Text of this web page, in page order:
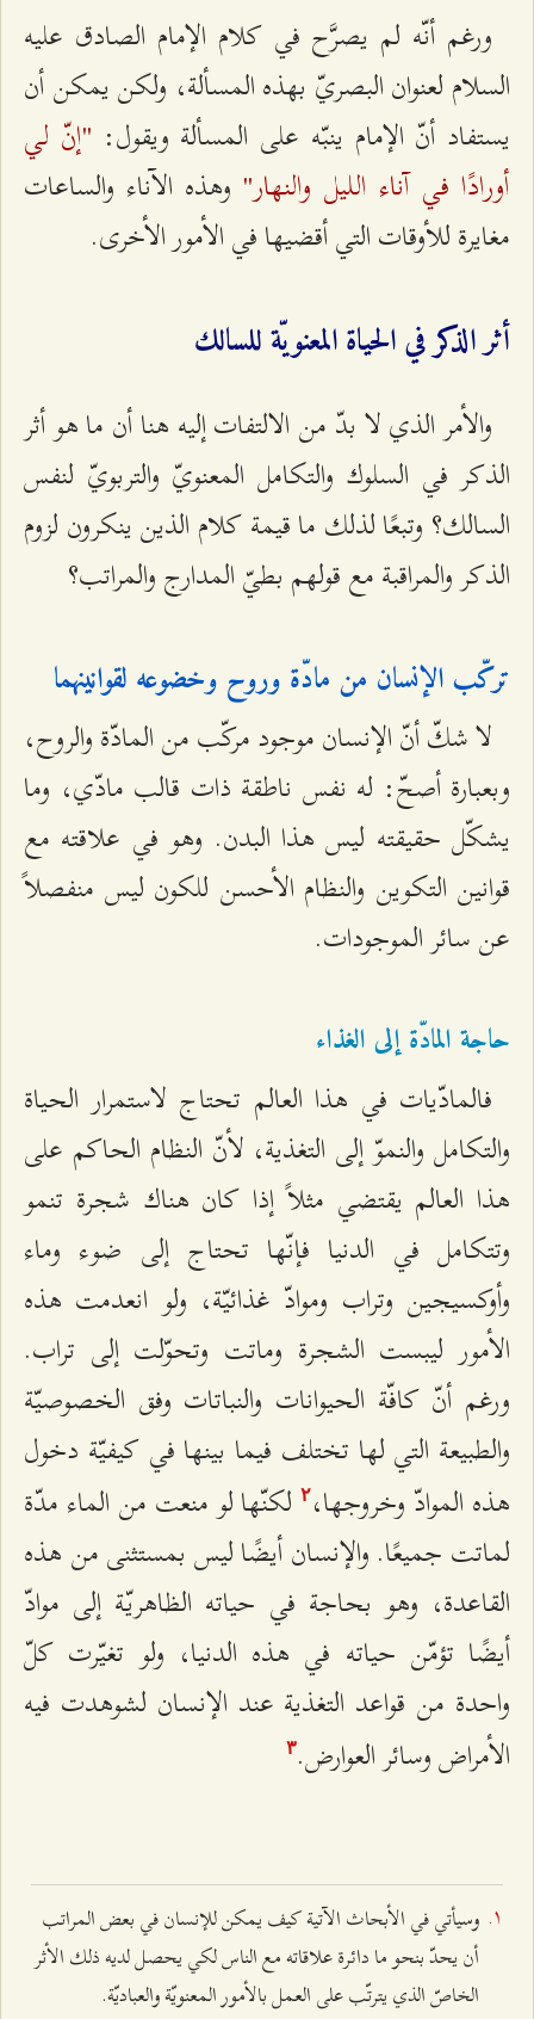
ورغم أنّه لم يصرَّح في كلام الإمام الصادق عليه
السلام لعنوان البصريّ بهذه المسألة، ولكن يمكن أن
يستفاد أنّ الإمام ينبّه على المسألة ويقول: "إنّ لي
أورادًا في آناء الليل والنهار" وهذه الآناء والساعات
مغايرة للأوقات التي أقضيها في الأمور الأخرى.
أثر الذكر في الحياة المعنويّة للسالك
والأمر الذي لا بدّ من الالتفات إليه هنا أن ما هو أثر
الذكر في السلوك والتكامل المعنويّ والتربويّ لنفس
السالك؟ وتبعًا لذلك ما قيمة كلام الذين ينكرون لزوم
الذكر والمراقبة مع قولهم بطيّ المدارج والمراتب؟
تركّب الإنسان من مادّة وروح وخضوعه لقوانينهما
لا شكّ أنّ الإنسان موجود مركّب من المادّة والروح،
وبعبارة أصحّ: له نفس ناطقة ذات قالب مادّي، وما
يشكّل حقيقته ليس هذا البدن. وهو في علاقته مع
قوانين التكوين والنظام الأحسن للكون ليس منفصلاً
عن سائر الموجودات.
حاجة المادّة إلى الغذاء
فالمادّيات في هذا العالم تحتاج لاستمرار الحياة
والتكامل والنموّ إلى التغذية، لأنّ النظام الحاكم على
هذا العالم يقتضي مثلاً إذا كان هناك شجرة تنمو
وتتكامل في الدنيا فإنّها تحتاج إلى ضوء وماء
وأوكسيجين وتراب وموادّ غذائيّة، ولو انعدمت هذه
الأمور ليبست الشجرة وماتت وتحوّلت إلى تراب.
ورغم أنّ كافّة الحيوانات والنباتات وفق الخصوصيّة
والطبيعة التي لها تختلف فيما بينها في كيفيّة دخول
هذه الموادّ وخروجها،٢لكنّها لو منعت من الماء مدّة
لماتت جميعًا. والإنسان أيضًا ليس بمستثنى من هذه
القاعدة، وهو بحاجة في حياته الظاهريّة إلى موادّ
أيضًا تؤمّن حياته في هذه الدنيا، ولو تغيّرت كلّ
واحدة من قواعد التغذية عند الإنسان لشوهدت فيه
الأمراض وسائر العوارض.٣
وسيأتي في الأبحاث الآتية كيف يمكن للإنسان في بعض المراتب
أن يحدّ بنحو ما دائرة علاقاته مع الناس لكي يحصل لديه ذلك الأثر
الخاصّ الذي يترتّب على العمل بالأمور المعنويّة والعباديّة.